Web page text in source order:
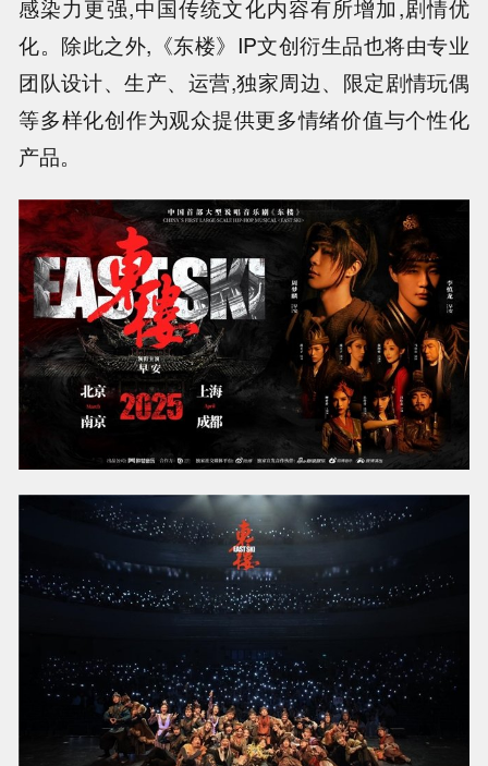
感染力更强,中国传统文化内容有所增加,剧情优
化。除此之外,《东楼》IP文创衍生品也将由专业
团队设计、生产、运营,独家周边、限定剧情玩偶
等多样化创作为观众提供更多情绪价值与个性化
产品。